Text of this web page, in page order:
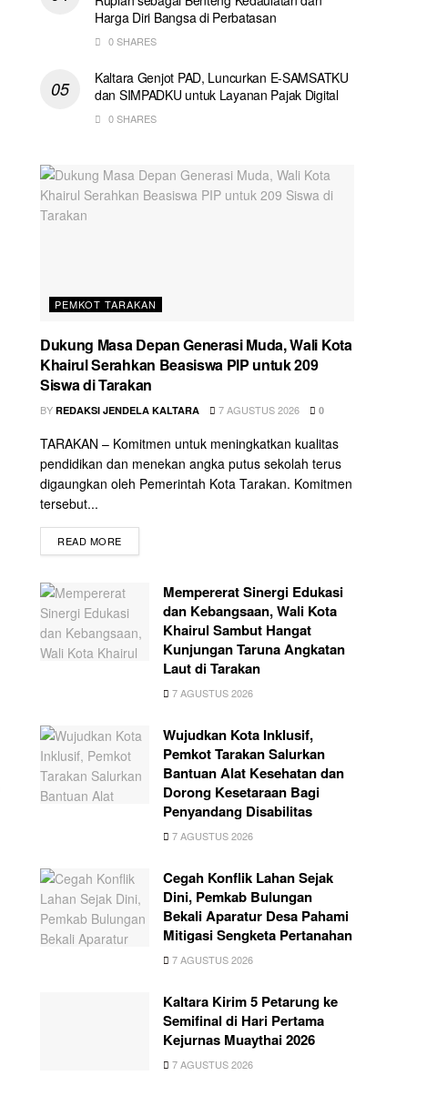
Harga Diri Bangsa di Perbatasan
0 SHARES
Kaltara Genjot PAD, Luncurkan E-SAMSATKU
dan SIMPADKU untuk Layanan Pajak Digital
0 SHARES
PEMKOT TARAKAN
Dukung Masa Depan Generasi Muda, Wali Kota
Khairul Serahkan Beasiswa PIP untuk 209
Siswa di Tarakan
BY REDAKSI JENDELA KALTARA 7 AGUSTUS 2026 0
TARAKAN – Komitmen untuk meningkatkan kualitas
pendidikan dan menekan angka putus sekolah terus
digaungkan oleh Pemerintah Kota Tarakan. Komitmen
tersebut...
READ MORE
Mempererat Sinergi Edukasi
dan Kebangsaan, Wali Kota
Khairul Sambut Hangat
Kunjungan Taruna Angkatan
Laut di Tarakan
7 AGUSTUS 2026
Wujudkan Kota Inklusif,
Pemkot Tarakan Salurkan
Bantuan Alat Kesehatan dan
Dorong Kesetaraan Bagi
Penyandang Disabilitas
7 AGUSTUS 2026
Cegah Konflik Lahan Sejak
Dini, Pemkab Bulungan
Bekali Aparatur Desa Pahami
Mitigasi Sengketa Pertanahan
7 AGUSTUS 2026
Kaltara Kirim 5 Petarung ke
Semifinal di Hari Pertama
Kejurnas Muaythai 2026
7 AGUSTUS 2026